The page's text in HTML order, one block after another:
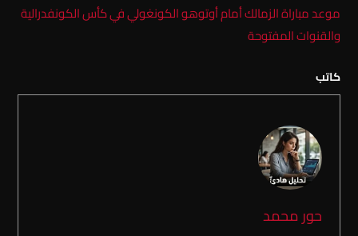
موعد مباراة الزمالك أمام أوتوهو الكونغولي في كأس الكونفدرالية
والقنوات المفتوحة
كاتب
حور محمد